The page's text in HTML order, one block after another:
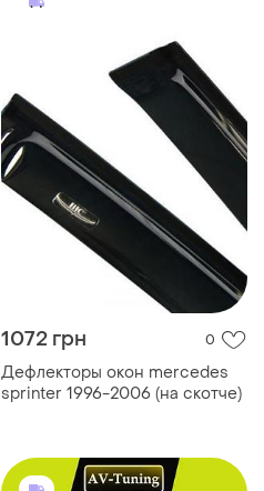
1072 грн 0
Дефлекторы окон mercedes
sprinter 1996-2006 (на скотче)